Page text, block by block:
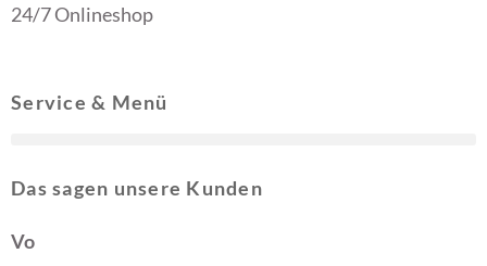
24/7 Onlineshop
Service & Menü
Das sagen unsere Kunden
Vo